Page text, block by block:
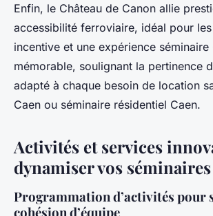
Enfin, le Château de Canon allie
accessibilité ferroviaire, idéal pour
incentive et une expérience séminaire
mémorable, soulignant la pertinence
adapté à chaque besoin de location
Caen ou séminaire résidentiel Caen.
Activités et services
dynamiser vos séminaires
Programmation d’activités pour
cohésion d’équipe